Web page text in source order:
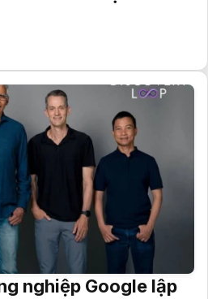
nghiệp Google lập